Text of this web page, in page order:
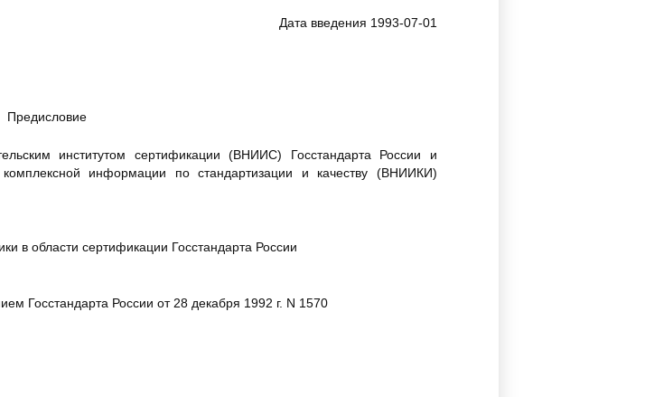
Дата введения 1993-07-01
Предисловие
институтом сертификации (ВНИИС) Госстандарта России и
комплексной информации по стандартизации и качеству (ВНИИКИ)
в области сертификации Госстандарта России
России от 28 декабря 1992 г. N 1570